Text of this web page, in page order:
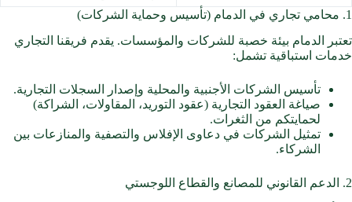
1. محامي تجاري في الدمام (تأسيس وحماية الشركات)
تعتبر الدمام بيئة خصبة للشركات والمؤسسات. يقدم فريقنا التجاري
خدمات استباقية تشمل:
تأسيس الشركات الأجنبية والمحلية وإصدار السجلات التجارية.
صياغة العقود التجارية (عقود التوريد، المقاولات، الشراكة)
لحمايتكم من الثغرات.
تمثيل الشركات في دعاوى الإفلاس والتصفية والمنازعات بين
الشركاء.
2. الدعم القانوني للمصانع والقطاع اللوجستي